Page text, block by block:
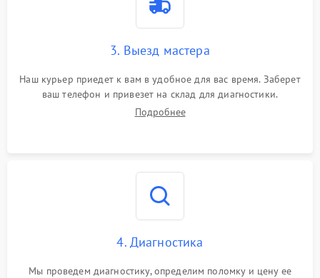
3. Выезд мастера
Наш курьер приедет к вам в удобное для вас время. Заберет
ваш телефон и привезет на склад для диагностики.
Подробнее
4. Диагностика
Мы проведем диагностику, определим поломку и цену ее